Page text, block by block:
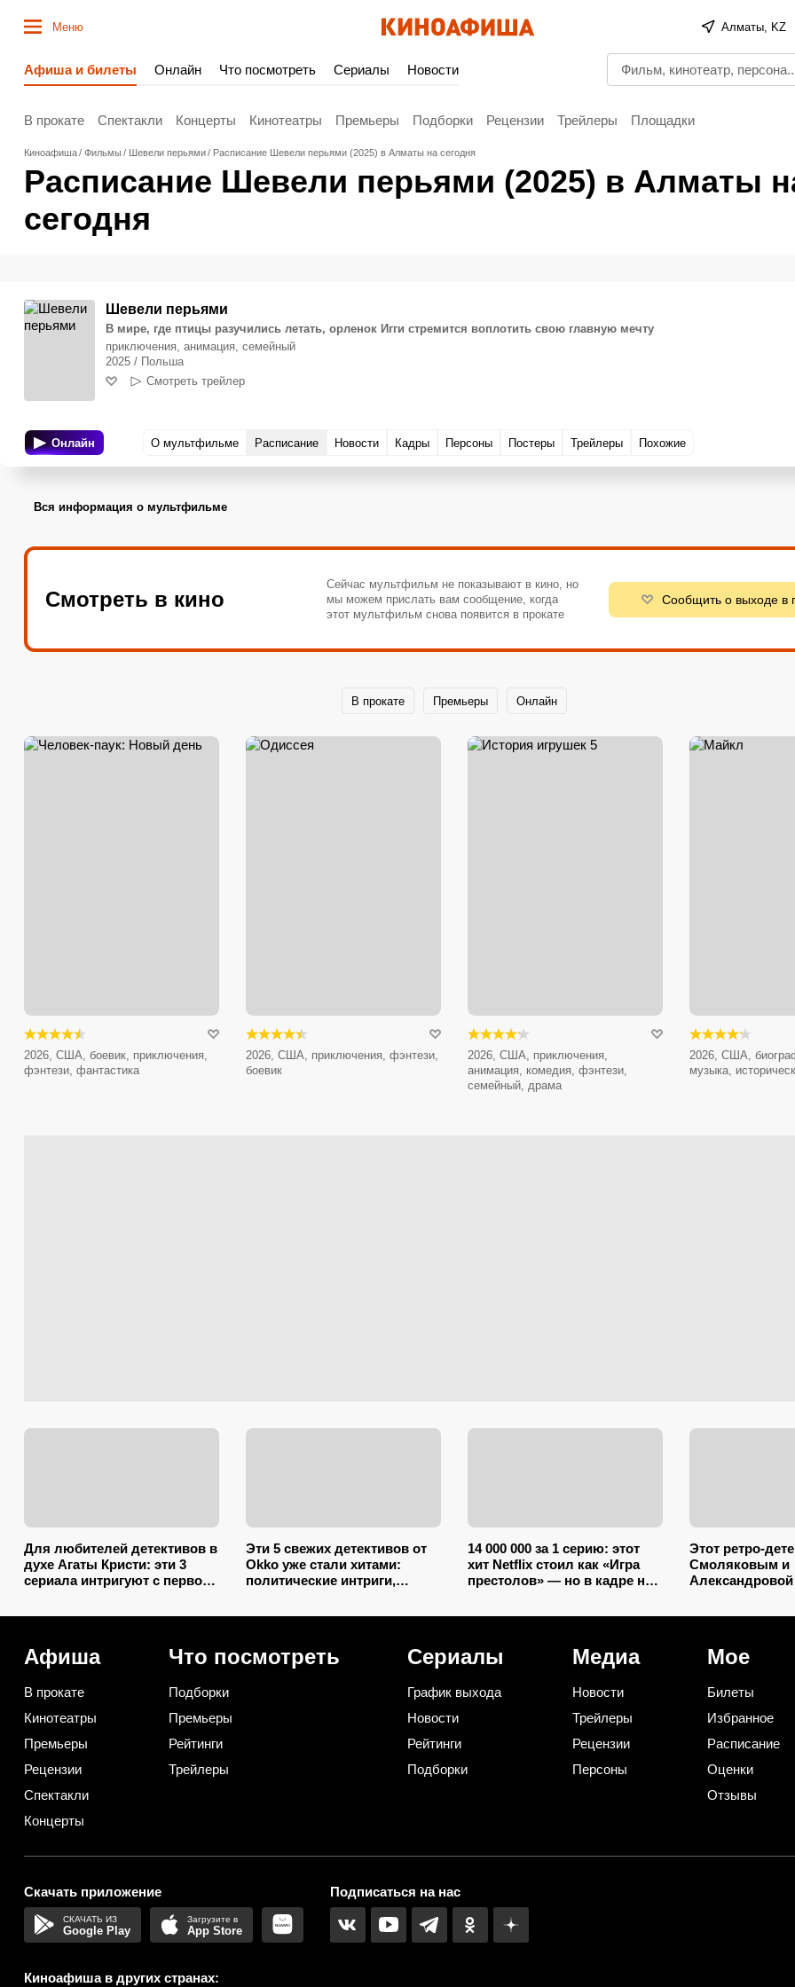
Меню Алматы, KZ
Афиша и билеты Онлайн Что посмотреть Сериалы Новости
В прокате Спектакли Концерты Кинотеатры Премьеры Подборки Рецензии Трейлеры Площадки
Киноафиша Фильмы Шевели перьями Расписание Шевели перьями (2025) в Алматы на сегодня
Расписание Шевели перьями (2025) в Алматы
сегодня
Шевели перьями
В мире, где птицы разучились летать, орленок Игги стремится воплотить свою главную мечту
приключения, анимация, семейный
2025 / Польша
Смотреть трейлер
Онлайн О мультфильме Расписание Новости Кадры Персоны Постеры Трейлеры Похожие
Вся информация о мультфильме
Смотреть в кино
Сейчас мультфильм не показывают в кино, но
мы можем прислать вам сообщение, когда
этот мультфильм снова появится в прокате
Сообщить о выходе в
В прокате Премьеры Онлайн
2026, США, боевик, приключения,
фэнтези, фантастика
2026, США, приключения, фэнтези,
боевик
2026, США, приключения,
анимация, комедия, фэнтези,
семейный, драма
2026, США,
музыка,
Для любителей детективов в
духе Агаты Кристи: эти 3
сериала интригуют с первой
Эти 5 свежих детективов от
Okko уже стали хитами:
политические интриги,
14 000 000 за 1 серию: этот
хит Netflix стоил как «Игра
престолов» — но в кадре ни
Этот ретро-
Смоляковым и
Александровой
Афиша
В прокате
Кинотеатры
Премьеры
Рецензии
Спектакли
Концерты
Что посмотреть
Подборки
Премьеры
Рейтинги
Трейлеры
Сериалы
График выхода
Новости
Рейтинги
Подборки
Медиа
Новости
Трейлеры
Рецензии
Персоны
Мое
Билеты
Избранное
Расписание
Оценки
Отзывы
Скачать приложение
Google Play App Store
Подписаться на нас
Киноафиша в других странах: